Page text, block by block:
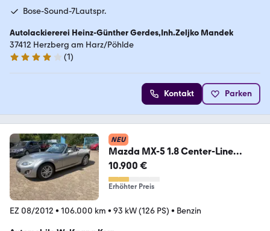
Bose-Sound-7Lautspr.
Autolackiererei Heinz-Günther Gerdes,Inh.Zeljko Mandek
37412 Herzberg am Harz/Pöhlde
4 Sterne
(1)
Kontakt Parken
NEU
Mazda MX-5 1.8 Center-Line
Roadster Coupe*neuer Motor*
10.900 €
Erhöhter Preis
EZ 08/2012 • 106.000 km • 93 kW (126 PS) • Benzin